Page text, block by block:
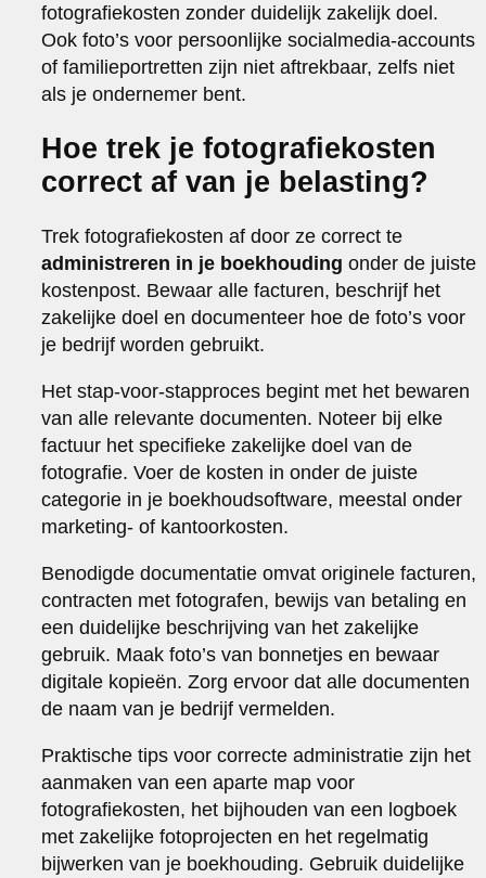
fotografiekosten zonder duidelijk zakelijk doel.
Ook foto’s voor persoonlijke socialmedia-accounts
of familieportretten zijn niet aftrekbaar, zelfs niet
als je ondernemer bent.
Hoe trek je fotografiekosten
correct af van je belasting?
Trek fotografiekosten af door ze correct te
administreren in je boekhouding onder de juiste
kostenpost. Bewaar alle facturen, beschrijf het
zakelijke doel en documenteer hoe de foto’s voor
je bedrijf worden gebruikt.
Het stap-voor-stapproces begint met het bewaren
van alle relevante documenten. Noteer bij elke
factuur het specifieke zakelijke doel van de
fotografie. Voer de kosten in onder de juiste
categorie in je boekhoudsoftware, meestal onder
marketing- of kantoorkosten.
Benodigde documentatie omvat originele facturen,
contracten met fotografen, bewijs van betaling en
een duidelijke beschrijving van het zakelijke
gebruik. Maak foto’s van bonnetjes en bewaar
digitale kopieën. Zorg ervoor dat alle documenten
de naam van je bedrijf vermelden.
Praktische tips voor correcte administratie zijn het
aanmaken van een aparte map voor
fotografiekosten, het bijhouden van een logboek
met zakelijke fotoprojecten en het regelmatig
bijwerken van je boekhouding. Gebruik duidelijke